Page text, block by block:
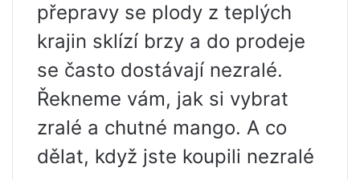
přepravy se plody z teplých
krajin sklízí brzy a do prodeje
se často dostávají nezralé.
Řekneme vám, jak si vybrat
zralé a chutné mango. A co
dělat, když jste koupili nezralé